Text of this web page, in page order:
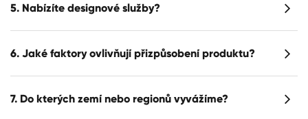
5. Nabízíte designové služby?
6. Jaké faktory ovlivňují přizpůsobení produktu?
7. Do kterých zemí nebo regionů vyvážíme?